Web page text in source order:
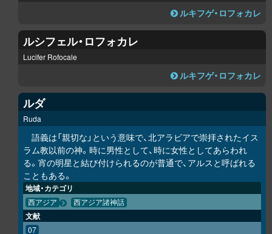
ルキフゲ・ロフォカレ
ルシフェル・ロフォカレ
Lucifer Rofocale
ルキフゲ・ロフォカレ
ルダ
Ruda
語義は「親切な」という意味で、北アラビアで崇拝されたイス
ラム教以前の神。時に男性として、時に女性としてあらわれ
る。宵の明星と結び付けられるのが普通で、アルスと呼ばれる
こともある。
地域・カテゴリ
西アジア 西アジア諸神話
文献
07